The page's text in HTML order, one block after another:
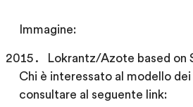
Immagine:
Lokrantz/Azote based on
Chi è interessato al modello
consultare al seguente link: